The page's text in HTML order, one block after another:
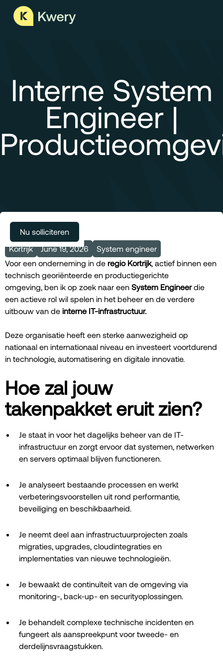
Interne System
Engineer |
Meer vacatures
Kortrijk June 19, 2026
System engineer
Voor een onderneming in de regio Kortrijk, actief binnen een
technisch georiënteerde en productiegerichte
omgeving, ben ik op zoek naar een System Engineerdie
een actieve rol wil spelen in het beheer en de verdere
uitbouw van de interne IT-infrastructuur.
Deze organisatie heeft een sterke aanwezigheid op
nationaal en internationaal niveau en investeert voortdurend
in technologie, automatisering en digitale innovatie.
Hoe zal jouw
takenpakket eruit zien?
Je staat in voor het dagelijks beheer van de IT-
infrastructuur en zorgt ervoor dat systemen, netwerken
en servers optimaal blijven functioneren.
Je analyseert bestaande processen en werkt
verbeteringsvoorstellen uit rond performantie,
beveiliging en beschikbaarheid.
Je neemt deel aan infrastructuurprojecten zoals
migraties, upgrades, cloudintegraties en
implementaties van nieuwe technologieën.
Je bewaakt de continuïteit van de omgeving via
monitoring-, back-up- en securityoplossingen.
Je behandelt complexe technische incidenten en
fungeert als aanspreekpunt voor tweede- en
derdelijnsvraagstukken.
Nu solliciteren